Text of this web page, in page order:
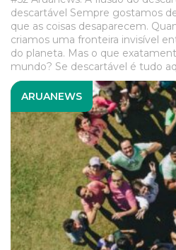
descartável Sempre gostamos
que as coisas desaparecem.
criamos uma fronteira invisível
do planeta. Mas o que
mundo? Se descartável é tudo
ARUANEWS